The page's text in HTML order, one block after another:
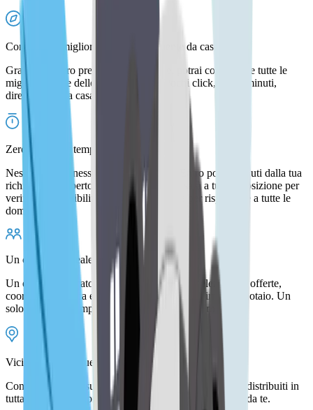
Confronti le migliori offerte direttamente da casa tua
Grazie al nostro preventivatore online, potrai confrontare tutte le
migliori offerte delle nostre banche. Pochi click, pochi minuti,
direttamente da casa tua.
Zero perdite di tempo
Nessuna coda, nessuna email generica. Entro pochi minuti dalla tua
richiesta, un esperto analista finanziario, sarà a tua disposizione per
verificare la fattibilità della tua richiesta e per rispondere a tutte le
domande.
Un consulente reale, solo per te
Un esperto dedicato raccoglie i documenti, seleziona le offerte,
coordina la pratica e ti accompagna fino alla firma dal notaio. Un
solo referente, sempre lo stesso, sempre aggiornato.
Vicini a te, ovunque tu sia
Con oltre 900 consulenti del credito e più di 250 uffici distribuiti in
tutta Italia, c'è sempre un esperto Euroansa a due passi da te.